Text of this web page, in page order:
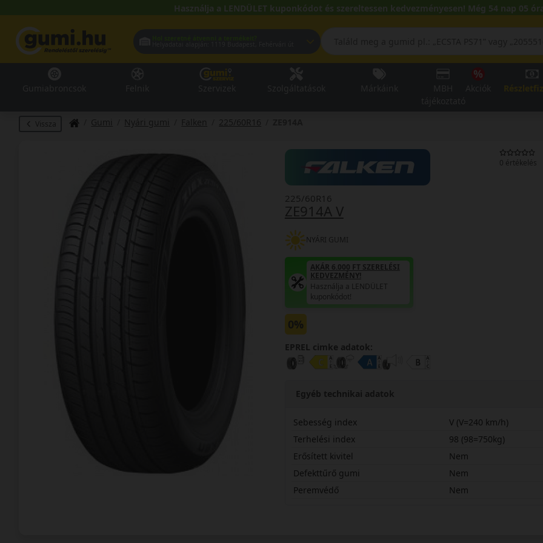
Használja a LENDÜLET kuponkódot és szereltessen kedvezményesen! Még 54 nap 05
Vissza Gumi Nyári gumi Falken 225/60R16
0 értékelés
ZE914A V
225/60R16
NYÁRI GUMI
AKÁR 6.000 FT SZERELÉSI
KEDVEZMÉNY!
Használja a LENDÜLET
kuponkódot!
0%
EPREL cimke adatok:
Egyéb technikai adatok
Sebesség index
V (V=240 km/h)
Terhelési index
98 (98=750kg)
Erősített kivitel
Nem
Defekttűrő gumi
Nem
Peremvédő
Nem